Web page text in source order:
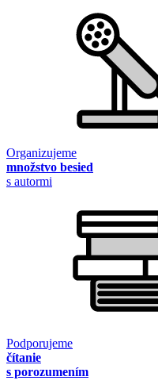
Organizujeme
množstvo besied
s autormi
Podporujeme
čítanie
s porozumením